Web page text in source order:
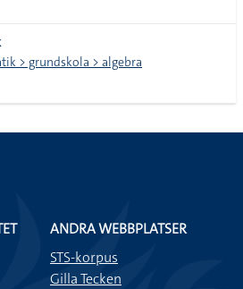
> grundskola > algebra
ANDRA WEBBPLATSER
STS-korpus
Gilla Tecken